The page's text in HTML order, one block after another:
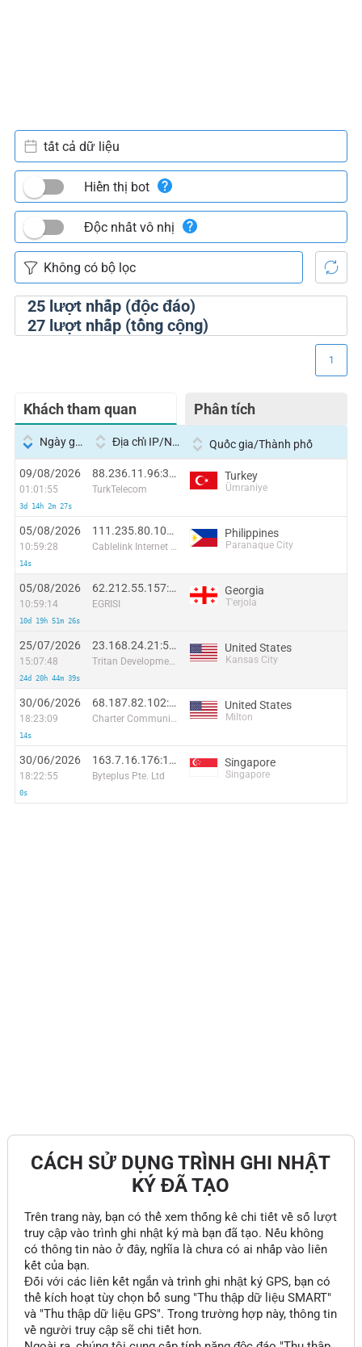
25lượt nhấp (độc đáo)
27lượt nhấp (tổng cộng)
tất cả dữ liệu
Hiển thị bot
Độc nhất vô nhị
Khách tham quan Phân tích
1
Ngày giờ Địa chỉ IP/Nhà cung cấp dịch vụ Quốc gia/Thành phố
09/08/2026
01:01:55
3d 14h 2m 27s
88.236.11.96:34100
TurkTelecom
Turkey
Ümraniye
05/08/2026
10:59:28
14s
111.235.80.101:48292
Cablelink Internet Sservices Inc
Philippines
Paranaque City
05/08/2026
10:59:14
10d 19h 51m 26s
62.212.55.157:61165
EGRISI
Georgia
T'erjola
25/07/2026
15:07:48
24d 20h 44m 39s
23.168.24.21:55878
Tritan Development
United States
Kansas City
30/06/2026
18:23:09
14s
68.187.82.102:48048
Charter Communications
United States
Milton
30/06/2026
18:22:55
0s
163.7.16.176:16635
Byteplus Pte. Ltd
Singapore
Singapore
CÁCH SỬ DỤNG TRÌNH GHI NHẬT
KÝ ĐÃ TẠO
Trên trang này, bạn có thể xem thống kê chi tiết về số lượt
truy cập vào trình ghi nhật ký mà bạn đã tạo. Nếu không
có thông tin nào ở đây, nghĩa là chưa có ai nhấp vào liên
kết của bạn.
Đối với các liên kết ngắn và trình ghi nhật ký GPS, bạn có
thể kích hoạt tùy chọn bổ sung "Thu thập dữ liệu SMART"
và "Thu thập dữ liệu GPS". Trong trường hợp này, thông tin
về người truy cập sẽ chi tiết hơn.